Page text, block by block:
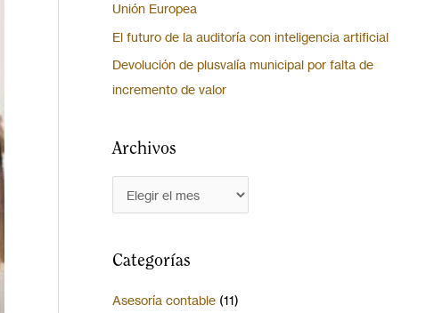
Unión Europea
El futuro de la auditoría con inteligencia artificial
Devolución de plusvalía municipal por falta de
incremento de valor
Archivos
Categorías
Asesoría contable (11)